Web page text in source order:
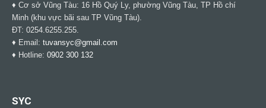
♦ Cơ sở Vũng Tàu: 16 Hồ Quý Ly, phường Vũng Tàu, TP Hồ chí
Minh (khu vực bãi sau TP Vũng Tàu).
ĐT: 0254.6255.255.
♦ Email: tuvansyc@gmail.com
♦ Hotline: 0902 300 132
SYC